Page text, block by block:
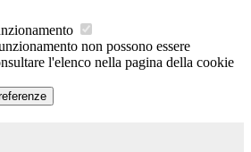
non possono essere
l'elenco nella pagina della cookie